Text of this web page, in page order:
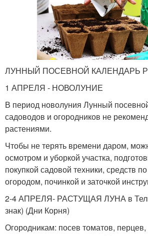
ЛУННЫЙ ПОСЕВНОЙ КАЛЕНДАРЬ
1 АПРЕЛЯ - НОВОЛУНИЕ
В период новолуния Лунный
садоводов и огородников не
растениями.
Чтобы не терять времени даром,
осмотром и уборкой участка,
покупкой садовой техники, средств
огородом, починкой и заточкой
2-4 АПРЕЛЯ- РАСТУЩАЯ ЛУНА в
знак) (Дни Корня)
Огородникам: посев томатов,